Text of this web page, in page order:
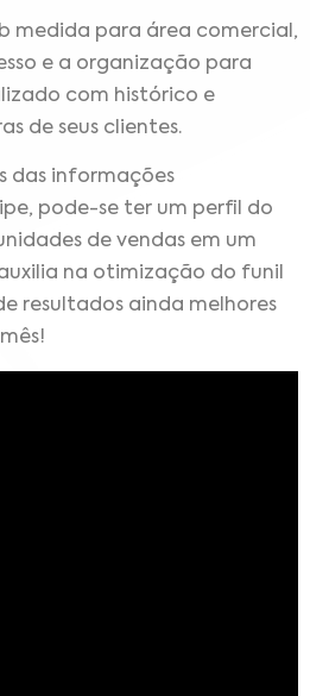
medida para área comercial,
e a organização para
com histórico e
de seus clientes.
das informações
pode-se ter um perfil do
de vendas em um
na otimização do funil
resultados ainda melhores